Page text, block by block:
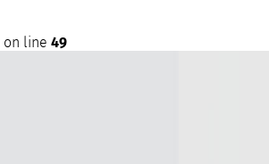
on line 49